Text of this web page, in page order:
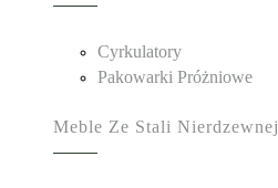
Cyrkulatory
Pakowarki Próżniowe
Meble Ze Stali Nierdzewnej